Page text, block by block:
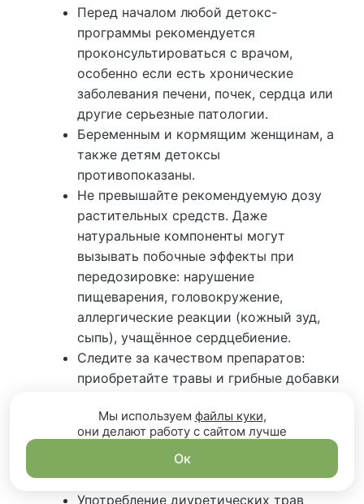
Перед началом любой детокс-
программы рекомендуется
проконсультироваться с врачом,
особенно если есть хронические
заболевания печени, почек, сердца или
другие серьезные патологии.
Беременным и кормящим женщинам, а
также детям детоксы
противопоказаны.
Не превышайте рекомендуемую дозу
растительных средств. Даже
натуральные компоненты могут
вызывать побочные эффекты при
передозировке: нарушение
пищеварения, головокружение,
аллергические реакции (кожный зуд,
сыпь), учащённое сердцебиение.
Следите за качеством препаратов:
приобретайте травы и грибные добавки
допускайте попадания в организм
некачественного сырья, которое может
содержать пестициды, микотоксины
или тяжелые металлы.
Употребление диуретических трав
Мы используем файлы куки,
они делают работу с сайтом лучше
Ок